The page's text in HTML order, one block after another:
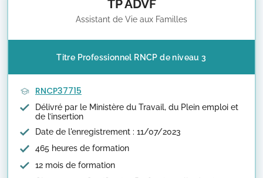
TP ADVF
Assistant de Vie aux Familles
Titre Professionnel RNCP de niveau 3
RNCP37715
Délivré par le Ministère du Travail, du Plein emploi et
de l’insertion
Date de l'enregistrement : 11/07/2023
465 heures de formation
12 mois de formation